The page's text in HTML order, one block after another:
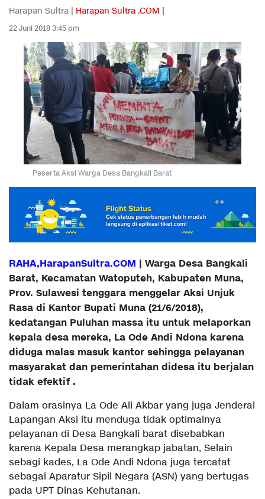
Harapan Sultra | Harapan Sultra .COM |
22 Juni 2018 3:45 pm
Peserta Aksi Warga Desa Bangkali Barat
RAHA,HarapanSultra.COM | Warga Desa Bangkali
Barat, Kecamatan Watoputeh, Kabupaten Muna,
Prov. Sulawesi tenggara menggelar Aksi Unjuk
Rasa di Kantor Bupati Muna (21/6/2018),
kedatangan Puluhan massa itu untuk melaporkan
kepala desa mereka, La Ode Andi Ndona karena
diduga malas masuk kantor sehingga pelayanan
masyarakat dan pemerintahan didesa itu berjalan
tidak efektif .
Dalam orasinya La Ode Ali Akbar yang juga Jenderal
Lapangan Aksi itu menduga tidak optimalnya
pelayanan di Desa Bangkali barat disebabkan
karena Kepala Desa merangkap jabatan, Selain
sebagi kades, La Ode Andi Ndona juga tercatat
sebagai Aparatur Sipil Negara (ASN) yang bertugas
pada UPT Dinas Kehutanan.